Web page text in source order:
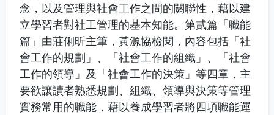
念，以及管理與社會工作之間的關聯性，藉以建
立學習者對社工管理的基本知能。第貳篇「職能
篇」由莊俐昕主筆，黃源協檢閱，內容包括「社
會工作的規劃」、「社會工作的組織」、「社會
工作的領導」及「社會工作的決策」等四章，主
要欲讓讀者熟悉規劃、組織、領導與決策等管理
實務常用的職能，藉以養成學習者將四項職能運